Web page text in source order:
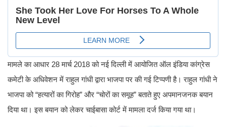
मामले का आधार 28 मार्च 2018 को नई दिल्ली में आयोजित ऑल इंडिया कांग्रेस
कमेटी के अधिवेशन में राहुल गांधी द्वारा भाजपा पर की गई टिप्पणी है। राहुल गांधी ने
भाजपा को “हत्यारों का गिरोह” और “चोरों का समूह” बताते हुए अपमानजनक बयान
दिया था। इस बयान को लेकर चाईबासा कोर्ट में मामला दर्ज किया गया था।